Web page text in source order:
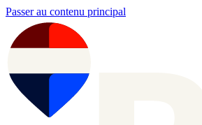
Passer au contenu principal